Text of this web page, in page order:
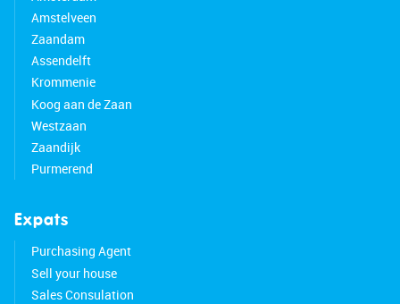
Amstelveen
Zaandam
Assendelft
Krommenie
Koog aan de Zaan
Westzaan
Zaandijk
Purmerend
Expats
Purchasing Agent
Sell your house
Sales Consulation